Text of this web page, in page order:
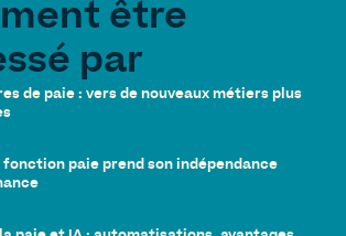
être
par
de paie : vers de nouveaux métiers plus
fonction paie prend son indépendance